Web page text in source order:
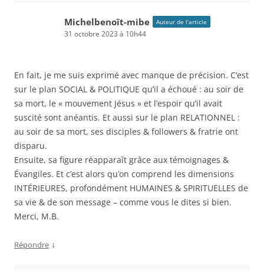
Michelbenoît-mibe Auteur de l’article
31 octobre 2023 à 10h44
En fait, je me suis exprimé avec manque de précision. C’est
sur le plan SOCIAL & POLITIQUE qu’il a échoué : au soir de
sa mort, le « mouvement Jésus » et l’espoir qu’il avait
suscité sont anéantis. Et aussi sur le plan RELATIONNEL :
au soir de sa mort, ses disciples & followers & fratrie ont
disparu.
Ensuite, sa figure réapparaît grâce aux témoignages &
Évangiles. Et c’est alors qu’on comprend les dimensions
INTÉRIEURES, profondément HUMAINES & SPIRITUELLES de
sa vie & de son message – comme vous le dites si bien.
Merci, M.B.
Répondre ↓